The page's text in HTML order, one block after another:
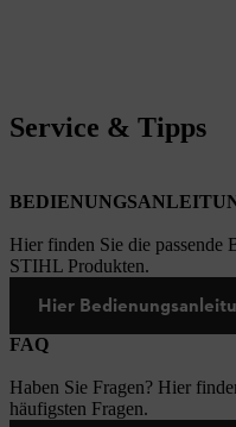
Service & Tipps
Hier finden Sie die passende
STIHL Produkten.
Hier
FAQ
Haben Sie Fragen? Hier
häufigsten Fragen.